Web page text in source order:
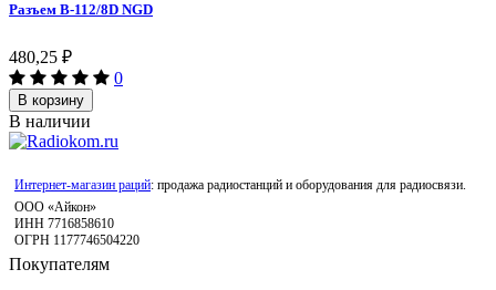
Разъем B-112/8D NGD
480,25 ₽
0
В корзину
В наличии
Интернет-магазин раций: продажа радиостанций и оборудования для радиосвязи.
ООО «Айкон»
ИНН 7716858610
ОГРН 1177746504220
Покупателям